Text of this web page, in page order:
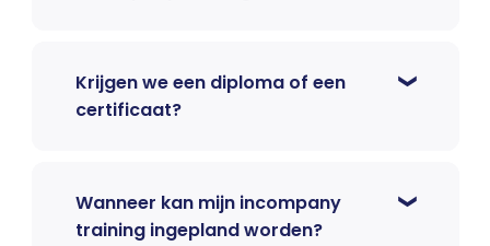
Krijgen we een diploma of een
certificaat?
Wanneer kan mijn incompany
training ingepland worden?